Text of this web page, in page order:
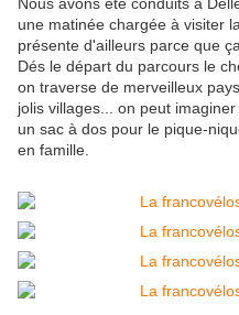
une matinée chargée à visiter
présente d'ailleurs parce que
Dés le départ du parcours le
on traverse de merveilleux
jolis villages... on peut
un sac à dos pour le pique-
en famille.